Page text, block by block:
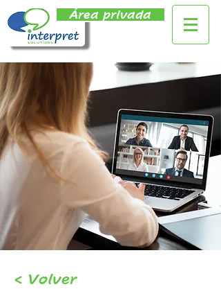
Área privada
< Volver